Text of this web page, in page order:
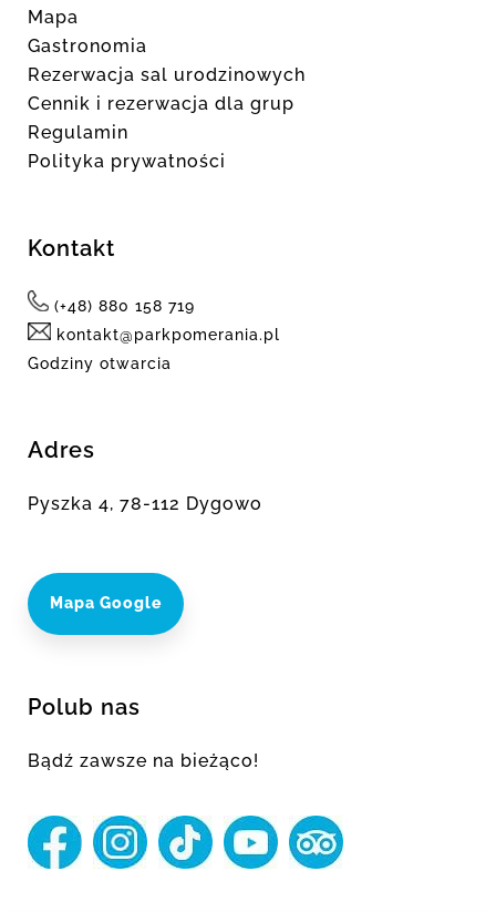
Mapa
Gastronomia
Rezerwacja sal urodzinowych
Cennik i rezerwacja dla grup
Regulamin
Polityka prywatności
Kontakt
(+48) 880 158 719
kontakt@parkpomerania.pl
Godziny otwarcia
Adres
Pyszka 4, 78-112 Dygowo
Mapa Google
Polub nas
Bądź zawsze na bieżąco!